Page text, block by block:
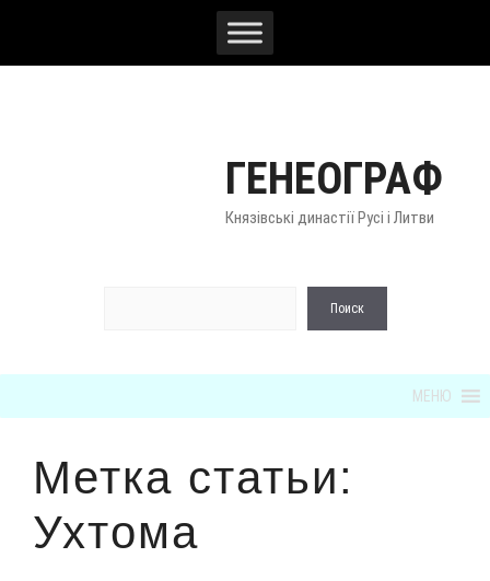
ГЕНЕОГРАФ
Князівські династії Русі і Литви
Поиск
МЕНЮ
Метка статьи:
Ухтома